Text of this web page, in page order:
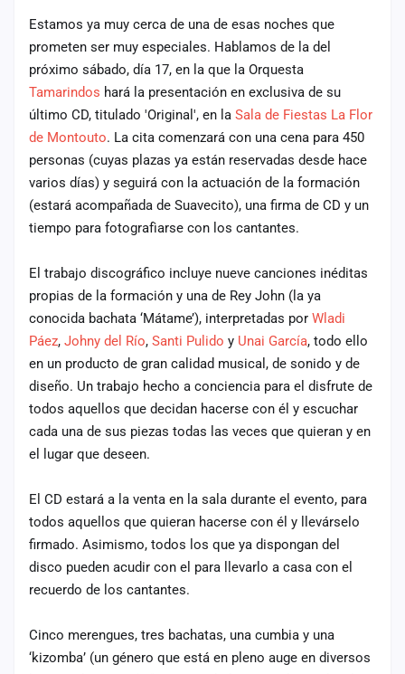
Estamos ya muy cerca de una de esas noches que
prometen ser muy especiales. Hablamos de la del
próximo sábado, día 17, en la que la Orquesta
Tamarindos hará la presentación en exclusiva de su
último CD, titulado 'Original', en la Sala de Fiestas La Flor
de Montouto. La cita comenzará con una cena para 450
personas (cuyas plazas ya están reservadas desde hace
varios días) y seguirá con la actuación de la formación
(estará acompañada de Suavecito), una firma de CD y un
tiempo para fotografìarse con los cantantes.
El trabajo discográfico incluye nueve canciones inéditas
propias de la formación y una de Rey John (la ya
conocida bachata ‘Mátame’), interpretadas por Wladi
Páez, Johny del Río, Santi Pulido y Unai García, todo ello
en un producto de gran calidad musical, de sonido y de
diseño. Un trabajo hecho a conciencia para el disfrute de
todos aquellos que decidan hacerse con él y escuchar
cada una de sus piezas todas las veces que quieran y en
el lugar que deseen.
El CD estará a la venta en la sala durante el evento, para
todos aquellos que quieran hacerse con él y llevárselo
firmado. Asimismo, todos los que ya dispongan del
disco pueden acudir con el para llevarlo a casa con el
recuerdo de los cantantes.
Cinco merengues, tres bachatas, una cumbia y una
‘kizomba’ (un género que está en pleno auge en diversos
Administración
Contacto